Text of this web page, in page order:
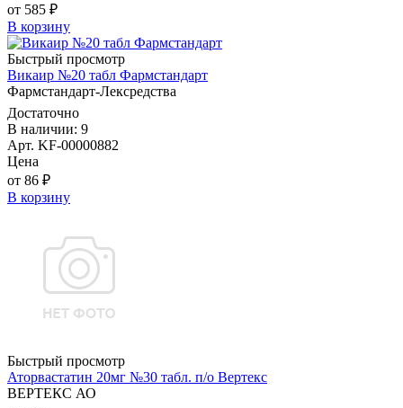
от 585 ₽
В корзину
Быстрый просмотр
Викаир №20 табл Фармстандарт
Фармстандарт-Лексредства
Достаточно
В наличии: 9
Арт. KF-00000882
Цена
от 86 ₽
В корзину
Быстрый просмотр
Аторвастатин 20мг №30 табл. п/о Вертекс
ВЕРТЕКС АО